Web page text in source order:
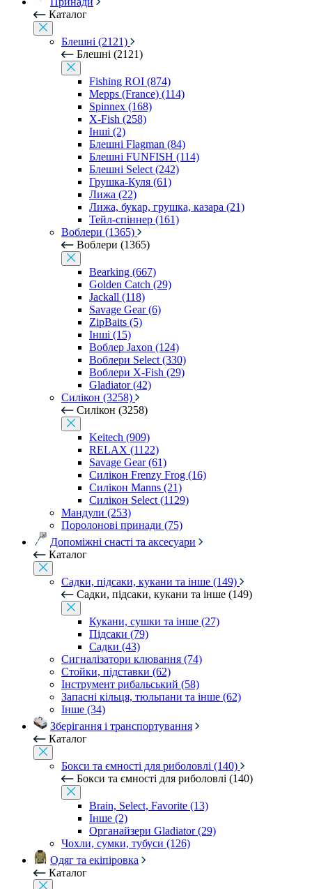
Каталог
Блешні (2121)
Блешні (2121)
Fishing ROI (874)
Mepps (France) (114)
Spinnex (168)
X-Fish (258)
Інші (2)
Блешні Flagman (84)
Блешні FUNFISH (114)
Блешні Select (242)
Грушка-Куля (61)
Лижа (22)
Лижа, букар, грушка, казара (21)
Тейл-спіннер (161)
Воблери (1365)
Воблери (1365)
Bearking (667)
Golden Catch (29)
Jackall (118)
Savage Gear (6)
ZipBaits (5)
Інші (15)
Воблер Jaxon (124)
Воблери Select (330)
Воблери X-Fish (29)
Gladiator (42)
Силікон (3258)
Силікон (3258)
Keitech (909)
RELAX (1122)
Savage Gear (61)
Силікон Frenzy Frog (16)
Силікон Manns (21)
Силікон Select (1129)
Мандули (253)
Поролонові принади (75)
Допоміжні снасті та аксесуари
Каталог
Садки, підсаки, кукани та інше (149)
Садки, підсаки, кукани та інше (149)
Кукани, сушки та інше (27)
Підсаки (79)
Садки (43)
Сигналізатори клювання (74)
Стойки, підставки (62)
Інструмент рибальський (58)
Запасні кільця, тюльпани та інше (62)
Інше (34)
Зберігання і транспортування
Каталог
Бокси та ємності для риболовлі (140)
Бокси та ємності для риболовлі (140)
Brain, Select, Favorite (13)
Інше (2)
Органайзери Gladiator (29)
Чохли, сумки, тубуси (126)
Одяг та екіпіровка
Каталог